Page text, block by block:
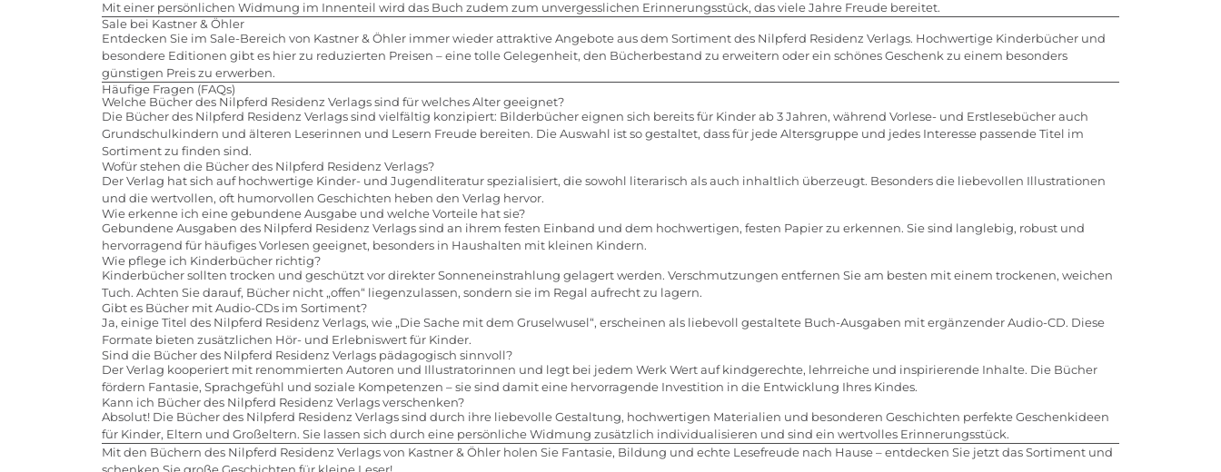
Mit einer persönlichen Widmung im Innenteil wird das Buch zudem zum unvergesslichen Erinnerungsstück, das viele Jahre Freude bereitet.
Sale bei Kastner & Öhler
Entdecken Sie im Sale-Bereich von Kastner & Öhler immer wieder attraktive Angebote aus dem Sortiment des Nilpferd Residenz Verlags. Hochwertige Kinderbücher und
besondere Editionen gibt es hier zu reduzierten Preisen – eine tolle Gelegenheit, den Bücherbestand zu erweitern oder ein schönes Geschenk zu einem besonders
günstigen Preis zu erwerben.
Häufige Fragen (FAQs)
Welche Bücher des Nilpferd Residenz Verlags sind für welches Alter geeignet?
Die Bücher des Nilpferd Residenz Verlags sind vielfältig konzipiert: Bilderbücher eignen sich bereits für Kinder ab 3 Jahren, während Vorlese- und Erstlesebücher auch
Grundschulkindern und älteren Leserinnen und Lesern Freude bereiten. Die Auswahl ist so gestaltet, dass für jede Altersgruppe und jedes Interesse passende Titel im
Sortiment zu finden sind.
Wofür stehen die Bücher des Nilpferd Residenz Verlags?
Der Verlag hat sich auf hochwertige Kinder- und Jugendliteratur spezialisiert, die sowohl literarisch als auch inhaltlich überzeugt. Besonders die liebevollen Illustrationen
und die wertvollen, oft humorvollen Geschichten heben den Verlag hervor.
Wie erkenne ich eine gebundene Ausgabe und welche Vorteile hat sie?
Gebundene Ausgaben des Nilpferd Residenz Verlags sind an ihrem festen Einband und dem hochwertigen, festen Papier zu erkennen. Sie sind langlebig, robust und
hervorragend für häufiges Vorlesen geeignet, besonders in Haushalten mit kleinen Kindern.
Wie pflege ich Kinderbücher richtig?
Kinderbücher sollten trocken und geschützt vor direkter Sonneneinstrahlung gelagert werden. Verschmutzungen entfernen Sie am besten mit einem trockenen, weichen
Tuch. Achten Sie darauf, Bücher nicht „offen“ liegenzulassen, sondern sie im Regal aufrecht zu lagern.
Gibt es Bücher mit Audio-CDs im Sortiment?
Ja, einige Titel des Nilpferd Residenz Verlags, wie „Die Sache mit dem Gruselwusel“, erscheinen als liebevoll gestaltete Buch-Ausgaben mit ergänzender Audio-CD. Diese
Formate bieten zusätzlichen Hör- und Erlebniswert für Kinder.
Sind die Bücher des Nilpferd Residenz Verlags pädagogisch sinnvoll?
Der Verlag kooperiert mit renommierten Autoren und Illustratorinnen und legt bei jedem Werk Wert auf kindgerechte, lehrreiche und inspirierende Inhalte. Die Bücher
fördern Fantasie, Sprachgefühl und soziale Kompetenzen – sie sind damit eine hervorragende Investition in die Entwicklung Ihres Kindes.
Kann ich Bücher des Nilpferd Residenz Verlags verschenken?
Absolut! Die Bücher des Nilpferd Residenz Verlags sind durch ihre liebevolle Gestaltung, hochwertigen Materialien und besonderen Geschichten perfekte Geschenkideen
für Kinder, Eltern und Großeltern. Sie lassen sich durch eine persönliche Widmung zusätzlich individualisieren und sind ein wertvolles Erinnerungsstück.
Mit den Büchern des Nilpferd Residenz Verlags von Kastner & Öhler holen Sie Fantasie, Bildung und echte Lesefreude nach Hause – entdecken Sie jetzt das Sortiment und
schenken Sie große Geschichten für kleine Leser!